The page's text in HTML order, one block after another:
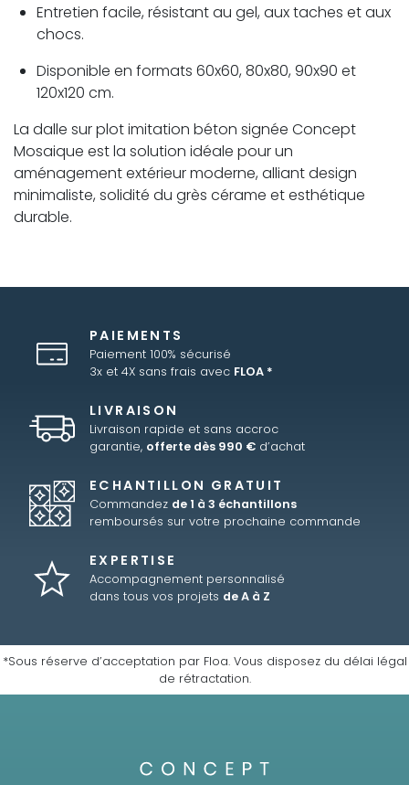
Entretien facile, résistant au gel, aux taches et aux
chocs.
Disponible en formats 60x60, 80x80, 90x90 et
120x120 cm.
La dalle sur plot imitation béton signée Concept
Mosaique est la solution idéale pour un
aménagement extérieur moderne, alliant design
minimaliste, solidité du grès cérame et esthétique
durable.
PAIEMENTS
Paiement 100% sécurisé
3x et 4X sans frais avec FLOA *
LIVRAISON
Livraison rapide et sans accroc
garantie, offerte dès 990 € d’achat
ECHANTILLON GRATUIT
Commandez de 1 à 3 échantillons
remboursés sur votre prochaine commande
EXPERTISE
Accompagnement personnalisé
dans tous vos projets de A à Z
*Sous réserve d’acceptation par Floa. Vous disposez du délai légal
de rétractation.